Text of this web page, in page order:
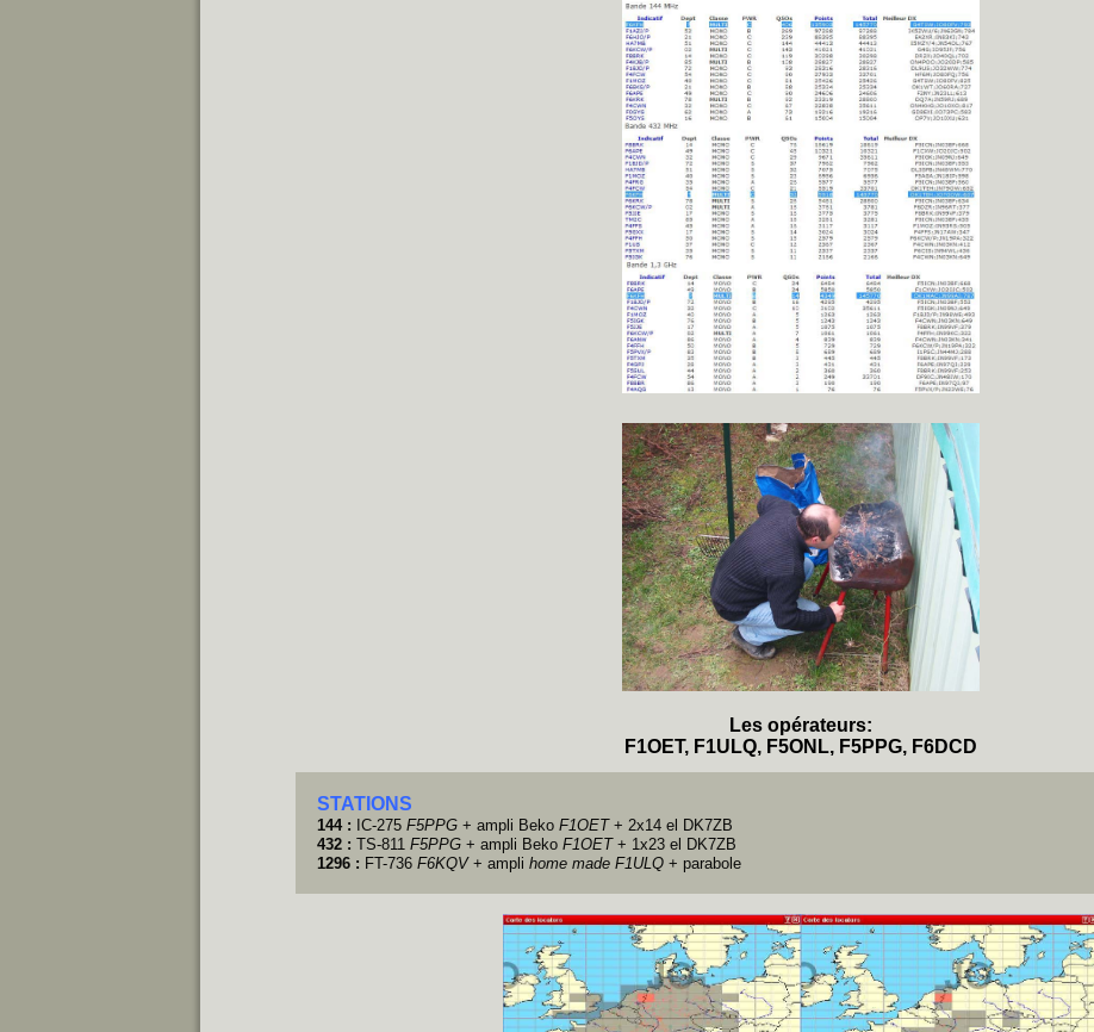
Les opérateurs:
F1OET, F1ULQ, F5ONL, F5PPG, F6DCD
STATIONS
144 : IC-275 F5PPG + ampli Beko F1OET+ 2x14 el DK7ZB
432 : TS-811 F5PPG + ampli Beko F1OET+ 1x23 el DK7ZB
1296 : FT-736 F6KQV+ ampli home made F1ULQ + parabole